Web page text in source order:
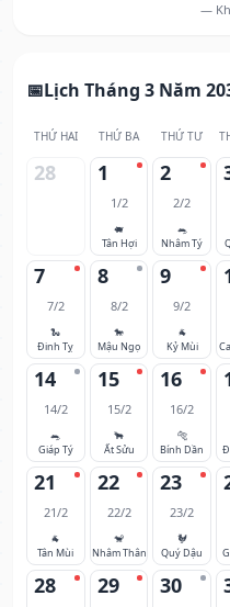
—
Lịch Tháng 3 Năm
THỨ HAI THỨ BA THỨ TƯ
28 1
1/2
🐖
Tân Hợi
2
2/2
🐀
Nhâm Tý
7
7/2
🐍
Đinh Tỵ
8
8/2
🐎
Mậu Ngọ
9
9/2
🐐
Kỷ Mùi
14
14/2
🐀
Giáp Tý
15
15/2
🐂
Ất Sửu
16
16/2
🐅
Bính Dần
21
21/2
🐐
Tân Mùi
22
22/2
🐒
Nhâm Thân
23
23/2
🐓
Quý Dậu
28 29 30